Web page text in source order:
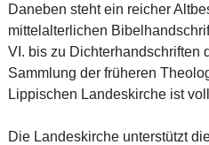
Daneben steht ein reicher
mittelalterlichen
VI. bis zu Dichterhandschriften
Sammlung der früheren
Lippischen Landeskirche ist
Die Landeskirche unterstützt